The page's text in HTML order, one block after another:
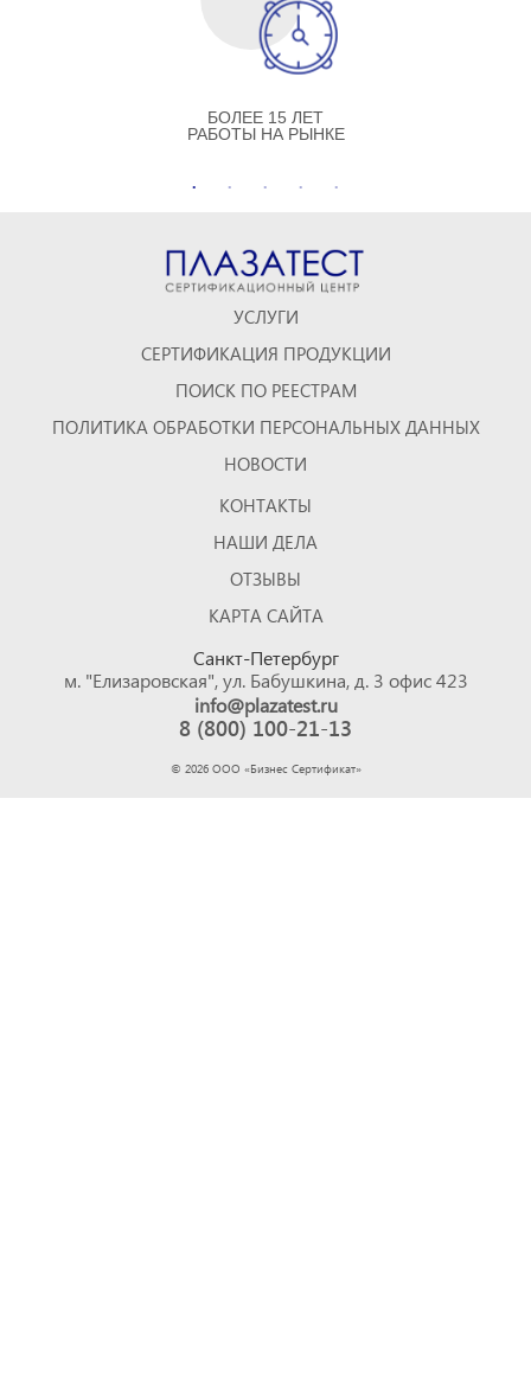
БОЛЕЕ 15 ЛЕТ
РАБОТЫ НА РЫНКЕ
УСЛУГИ
СЕРТИФИКАЦИЯ ПРОДУКЦИИ
ПОИСК ПО РЕЕСТРАМ
ПОЛИТИКА ОБРАБОТКИ ПЕРСОНАЛЬНЫХ ДАННЫХ
НОВОСТИ
КОНТАКТЫ
НАШИ ДЕЛА
ОТЗЫВЫ
КАРТА САЙТА
Санкт-Петербург
м. "Елизаровская", ул. Бабушкина, д. 3 офис 423
info@plazatest.ru
8 (800) 100-21-13
© 2026ООО «Бизнес Cертификат»